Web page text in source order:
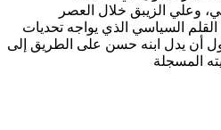
وعلي الزيبق خلال العصر
القلم السياسي الذي يواجه تحديات
أن يدل ابنه حسن على الطريق إلى
المسجلة